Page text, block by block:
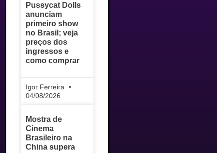
Pussycat Dolls
anunciam
primeiro show
no Brasil; veja
preços dos
ingressos e
como comprar
Igor Ferreira
04/08/2026
Mostra de
Cinema
Brasileiro na
China supera